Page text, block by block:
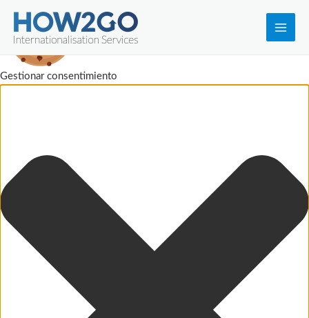
Gestionar consentimiento
Main